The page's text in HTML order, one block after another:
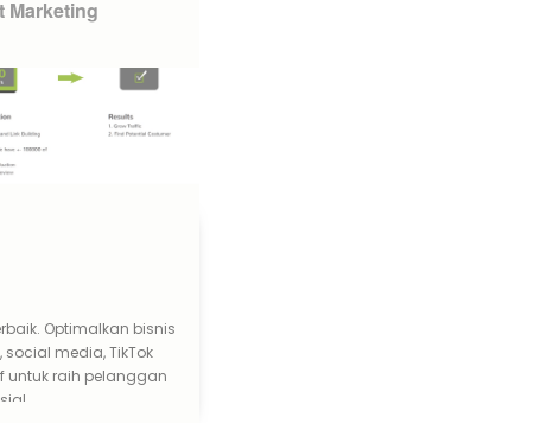
Marketing
Optimalkan bisnis
social media, TikTok
untuk raih pelanggan